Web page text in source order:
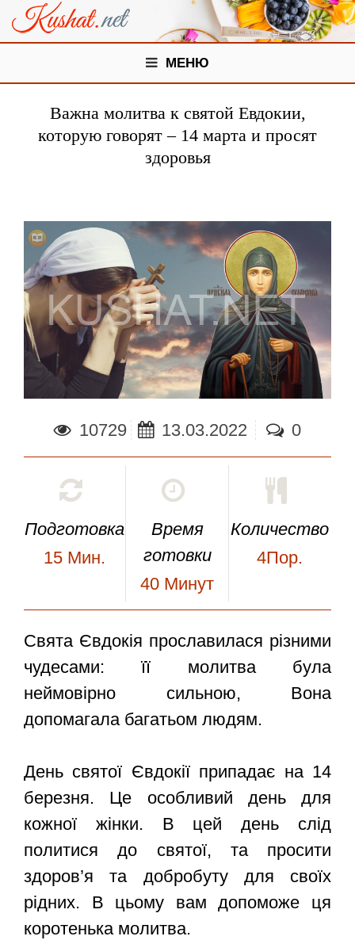
МЕНЮ
Важна молитва к святой Евдокии,
которую говорят – 14 марта и просят
здоровья
10729 13.03.2022 0
Подготовка
15 Мин.
Время
готовки
40 Минут
Количество
4Пор.
Свята Євдокія прославилася різними
чудесами: її молитва була
неймовірно сильною, Вона
допомагала багатьом людям.
День святої Євдокії припадає на 14
березня. Це особливий день для
кожної жінки. В цей день слід
политися до святої, та просити
здоров’я та добробуту для своїх
рідних. В цьому вам допоможе ця
коротенька молитва.